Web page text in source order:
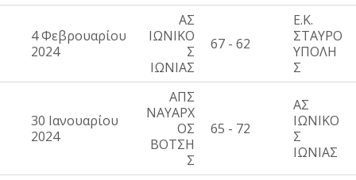
4 Φεβρουαρίου
2024
ΑΣ
ΙΩΝΙΚΟ
Σ
ΙΩΝΙΑΣ
67 - 62
Ε.Κ.
ΣΤΑΥΡΟ
ΥΠΟΛΗ
Σ
30 Ιανουαρίου
2024
ΑΠΣ
ΝΑΥΑΡΧ
ΟΣ
ΒΟΤΣΗ
Σ
65 - 72
ΑΣ
ΙΩΝΙΚΟ
Σ
ΙΩΝΙΑΣ